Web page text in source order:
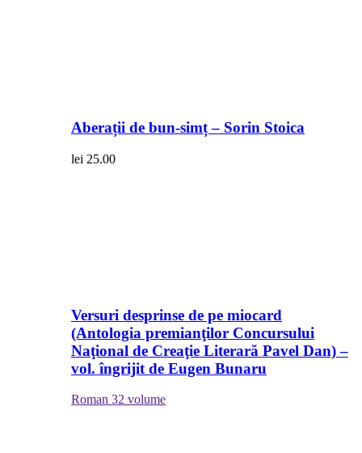
Aberații de bun-simț – Sorin Stoica
lei 25.00
Versuri desprinse de pe miocard
(Antologia premianţilor Concursului
Naţional de Creaţie Literară Pavel Dan) –
vol. îngrijit de Eugen Bunaru
Roman 32 volume